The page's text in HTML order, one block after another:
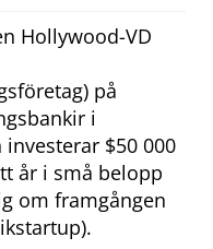
Hollywood-VD
på
i
investerar $50 000
år i små belopp
om framgången